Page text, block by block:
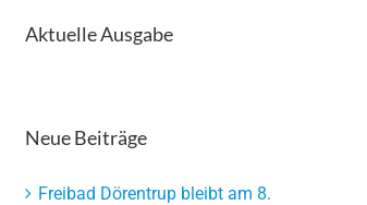
Aktuelle Ausgabe
Neue Beiträge
Freibad Dörentrup bleibt am 8.